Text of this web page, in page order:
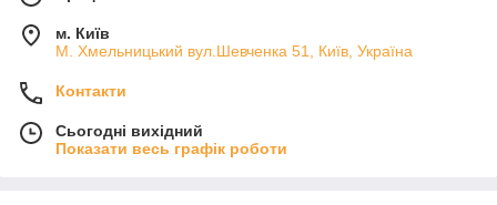
м. Київ
М. Хмельницький вул.Шевченка 51, Київ, Україна
Контакти
Сьогодні вихідний
Показати весь графік роботи